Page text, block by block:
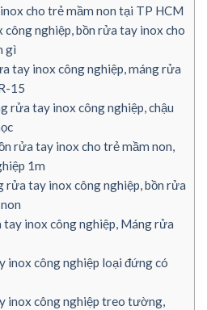
cho trẻ mầm non tại TP HCM
nghiệp, bồn rửa tay inox cho
gì
tay inox công nghiệp, máng rửa
15
rửa tay inox công nghiệp, chậu
rửa tay inox cho trẻ mầm non,
1m
rửa tay inox công nghiệp, bồn rửa
tay inox công nghiệp, Máng rửa
inox công nghiệp loại đứng có
inox công nghiệp treo tường,